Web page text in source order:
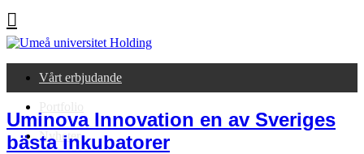
Vårt erbjudande
Nyheter
Uminova Innovation en av Sveriges
bästa inkubatorer